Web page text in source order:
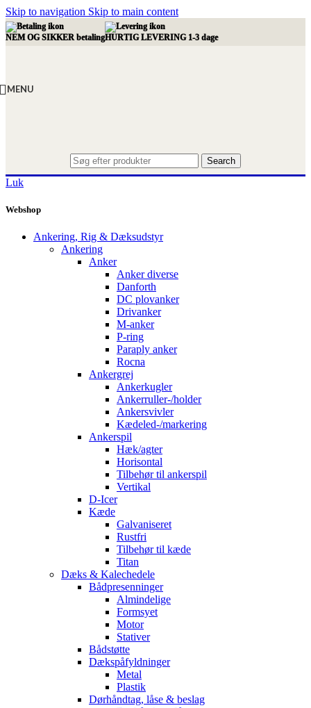
Skip to navigation Skip to main content
NEM OG SIKKER betalingHURTIG LEVERING 1-3 dage
MENU
Search
Luk
Webshop
Ankering, Rig & Dæksudstyr
Ankering
Anker
Anker diverse
Danforth
DC plovanker
Drivanker
M-anker
P-ring
Paraply anker
Rocna
Ankergrej
Ankerkugler
Ankerruller-/holder
Ankersvivler
Kædeled-/markering
Ankerspil
Hæk/agter
Horisontal
Tilbehør til ankerspil
Vertikal
D-Icer
Kæde
Galvaniseret
Rustfri
Tilbehør til kæde
Titan
Dæks & Kalechedele
Bådpresenninger
Almindelige
Formsyet
Motor
Stativer
Bådstøtte
Dækspåfyldninger
Metal
Plastik
Dørhåndtag, låse & beslag